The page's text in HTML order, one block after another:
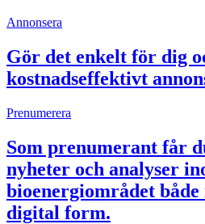
Annonsera
Gör det enkelt för dig
kostnadseffektivt
Prenumerera
Som prenumerant får
nyheter och analyser
bioenergiområdet
digital form.